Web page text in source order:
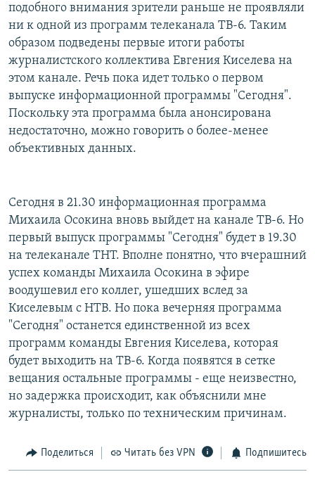
Все сайты РСЕ/РС
подобного внимания зрители раньше не проявляли
ни к одной из программ телеканала ТВ-6. Таким
образом подведены первые итоги работы
журналистского коллектива Евгения Киселева на
этом канале. Речь пока идет только о первом
выпуске информационной программы "Сегодня".
Поскольку эта программа была анонсирована
недостаточно, можно говорить о более-менее
объективных данных.
Сегодня в 21.30 информационная программа
Михаила Осокина вновь выйдет на канале ТВ-6. Но
первый выпуск программы "Сегодня" будет в 19.30
на телеканале ТНТ. Вполне понятно, что вчерашний
успех команды Михаила Осокина в эфире
воодушевил его коллег, ушедших вслед за
Киселевым с НТВ. Но пока вечерняя программа
"Сегодня" останется единственной из всех
программ команды Евгения Киселева, которая
будет выходить на ТВ-6. Когда появятся в сетке
вещания остальные программы - еще неизвестно,
но задержка происходит, как объяснили мне
журналисты, только по техническим причинам.
Поделиться Читать без VPN Подпишитесь